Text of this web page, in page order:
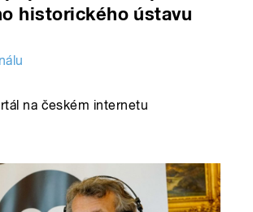
historického ústavu
na českém internetu